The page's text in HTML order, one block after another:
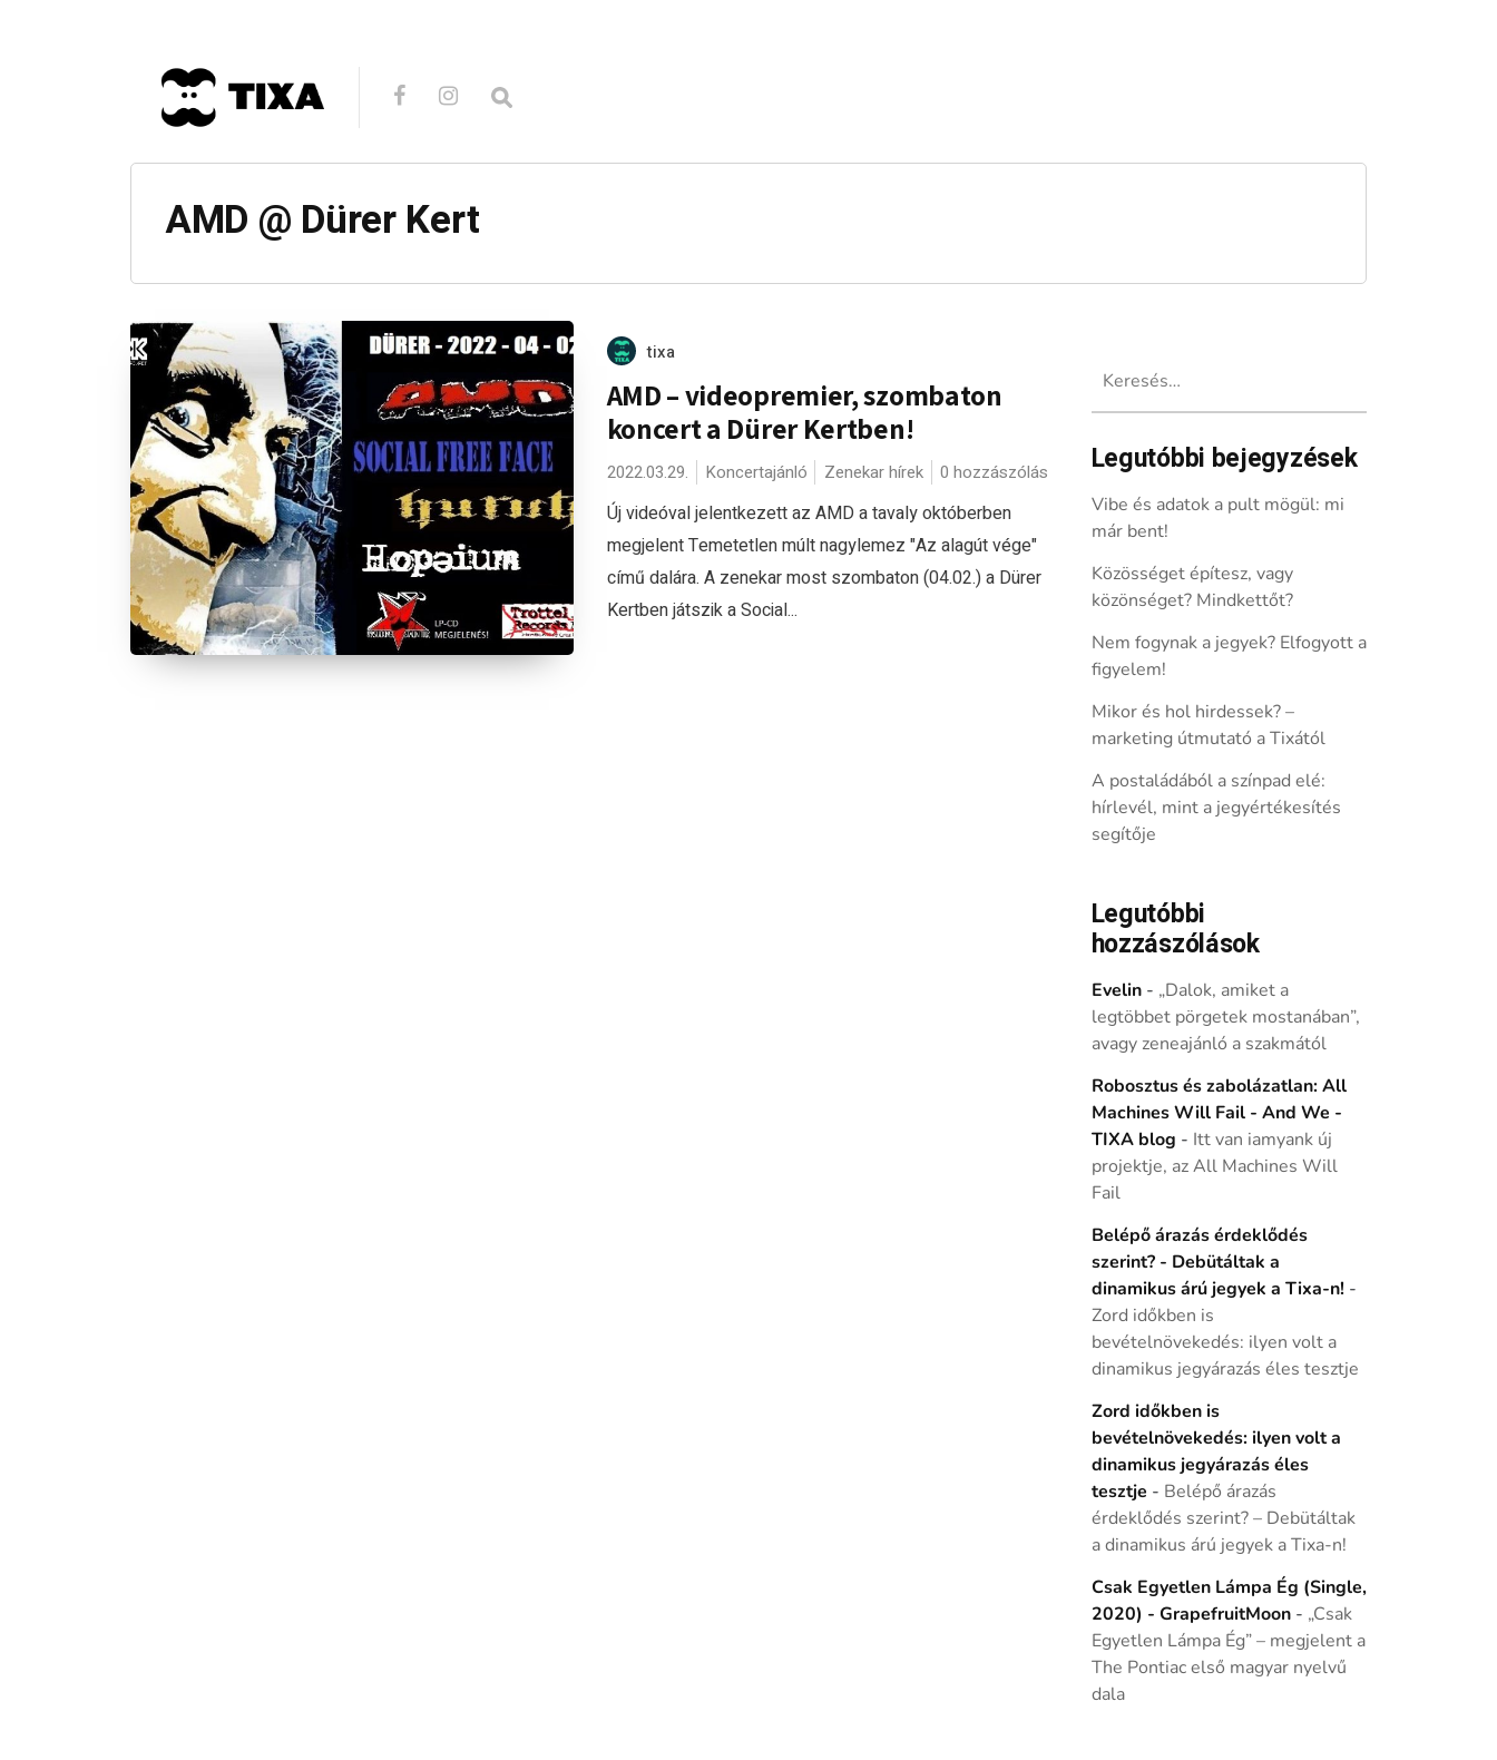
AMD @ Dürer Kert
tixa
AMD – videopremier, szombaton
koncert a Dürer Kertben!
2022.03.29. Koncertajánló Zenekar hírek 0 hozzászólás
Új videóval jelentkezett az AMD a tavaly októberben
megjelent Temetetlen múlt nagylemez "Az alagút vége"
című dalára. A zenekar most szombaton (04.02.) a Dürer
Kertben játszik a Social...
Legutóbbi bejegyzések
Vibe és adatok a pult mögül: mi
már bent!
Közösséget építesz, vagy
közönséget? Mindkettőt?
Nem fogynak a jegyek? Elfogyott a
figyelem!
Mikor és hol hirdessek? –
marketing útmutató a Tixától
A postaládából a színpad elé:
hírlevél, mint a jegyértékesítés
segítője
Legutóbbi
hozzászólások
Evelin- „Dalok, amiket a
legtöbbet pörgetek mostanában”,
avagy zeneajánló a szakmától
Robosztus és zabolázatlan: All
Machines Will Fail - And We -
TIXA blog - Itt van iamyank új
projektje, az All Machines Will
Fail
Belépő árazás érdeklődés
szerint? - Debütáltak a
dinamikus árú jegyek a Tixa-n! -
Zord időkben is
bevételnövekedés: ilyen volt a
dinamikus jegyárazás éles tesztje
Zord időkben is
bevételnövekedés: ilyen volt a
dinamikus jegyárazás éles
tesztje - Belépő árazás
érdeklődés szerint? – Debütáltak
a dinamikus árú jegyek a Tixa-n!
Csak Egyetlen Lámpa Ég (Single,
2020) - GrapefruitMoon- „Csak
Egyetlen Lámpa Ég” – megjelent a
The Pontiac első magyar nyelvű
dala